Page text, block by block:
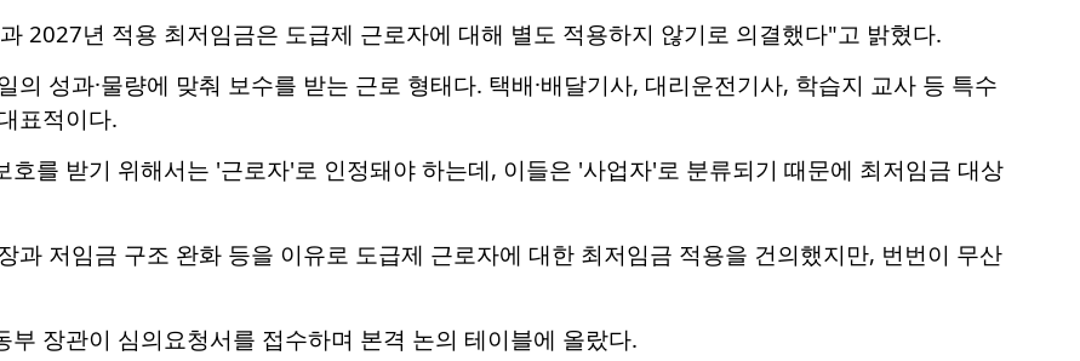
2027년 적용 최저임금은 도급제 근로자에 대해 별도 적용하지 않기로 의결했다"고 밝혔다.
의 성과·물량에 맞춰 보수를 받는 근로 형태다. 택배·배달기사, 대리운전기사, 학습지 교사 등 특수
표적이다.
호를 받기 위해서는 '근로자'로 인정돼야 하는데, 이들은 '사업자'로 분류되기 때문에 최저임금 대상
과 저임금 구조 완화 등을 이유로 도급제 근로자에 대한 최저임금 적용을 건의했지만, 번번이 무산
부 장관이 심의요청서를 접수하며 본격 논의 테이블에 올랐다.